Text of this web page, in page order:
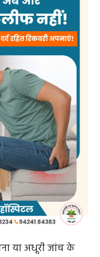
या अधूरी जांच के